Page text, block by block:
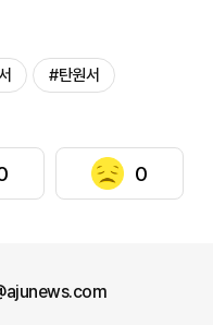
#탄원서
0